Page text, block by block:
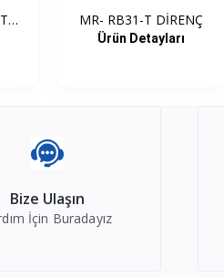
MR- RB31-T DİRENÇ
Ürün Detayları
Bize Ulaşın
İçin Buradayız